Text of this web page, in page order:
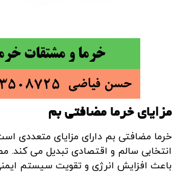
مزایای خرما مضافتی بم
خرما مضافتی بم دارای مزایای متعددی
انتخابی سالم و اقتصادی تبدیل می کند.
باعث افزایش انرژی و تقویت سیستم